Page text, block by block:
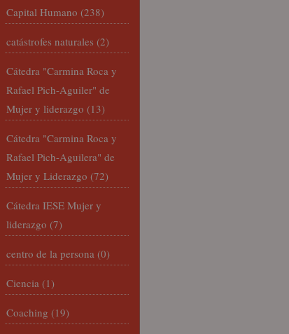
Capital Humano (238)
catástrofes naturales (2)
Cátedra "Carmina Roca y
Rafael Pich-Aguiler" de
Mujer y liderazgo (13)
Cátedra "Carmina Roca y
Rafael Pich-Aguilera" de
Mujer y Liderazgo (72)
Cátedra IESE Mujer y
liderazgo (7)
centro de la persona (0)
Ciencia (1)
Coaching (19)